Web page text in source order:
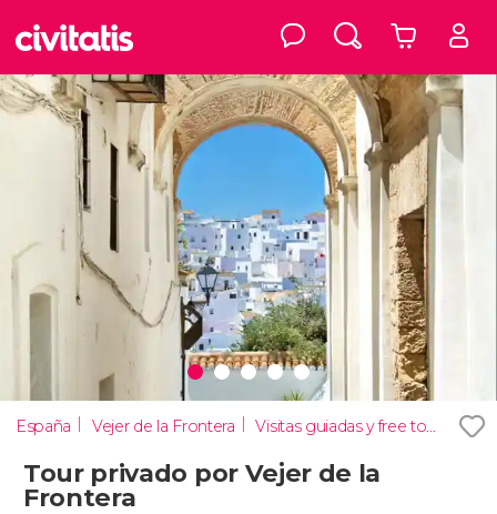
España Vejer de la Frontera Visitas guiadas y free tours
Tour privado por Vejer de la
Frontera